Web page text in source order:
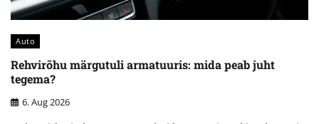
Auto
Rehvirõhu märgutuli armatuuris: mida peab juht
tegema?
6. Aug 2026